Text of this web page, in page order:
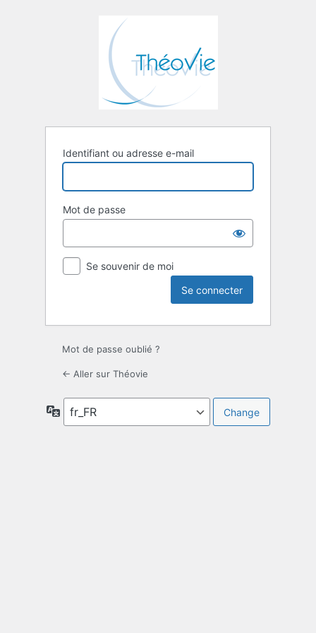
Identifiant ou adresse e-mail
Mot de passe
Se souvenir de moi
Mot de passe oublié ?
← Aller sur Théovie
Langue